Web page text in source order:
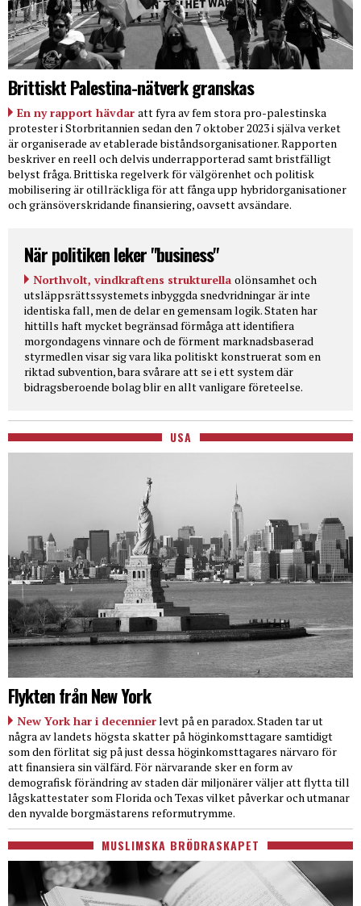
Brittiskt Palestina-nätverk granskas
En ny rapport hävdar att fyra av fem stora pro-palestinska
protester i Storbritannien sedan den 7 oktober 2023 i själva verket
är organiserade av etablerade biståndsorganisationer. Rapporten
beskriver en reell och delvis underrapporterad samt bristfälligt
belyst fråga. Brittiska regelverk för välgörenhet och politisk
mobilisering är otillräckliga för att fånga upp hybridorganisationer
och gränsöverskridande finansiering, oavsett avsändare.
När politiken leker "business"
Northvolt, vindkraftens strukturella olönsamhet och
utsläppsrättssystemets inbyggda snedvridningar är inte
identiska fall, men de delar en gemensam logik. Staten har
hittills haft mycket begränsad förmåga att identifiera
morgondagens vinnare och de förment marknadsbaserad
styrmedlen visar sig vara lika politiskt konstruerat som en
riktad subvention, bara svårare att se i ett system där
bidragsberoende bolag blir en allt vanligare företeelse.
USA
Flykten från New York
New York har i decennierlevt på en paradox. Staden tar ut
några av landets högsta skatter på höginkomsttagare samtidigt
som den förlitat sig på just dessa höginkomsttagares närvaro för
att finansiera sin välfärd. För närvarande sker en form av
demografisk förändring av staden där miljonärer väljer att flytta till
lågskattestater som Florida och Texas vilket påverkar och utmanar
den nyvalde borgmästarens reformutrymme.
MUSLIMSKA BRÖDRASKAPET